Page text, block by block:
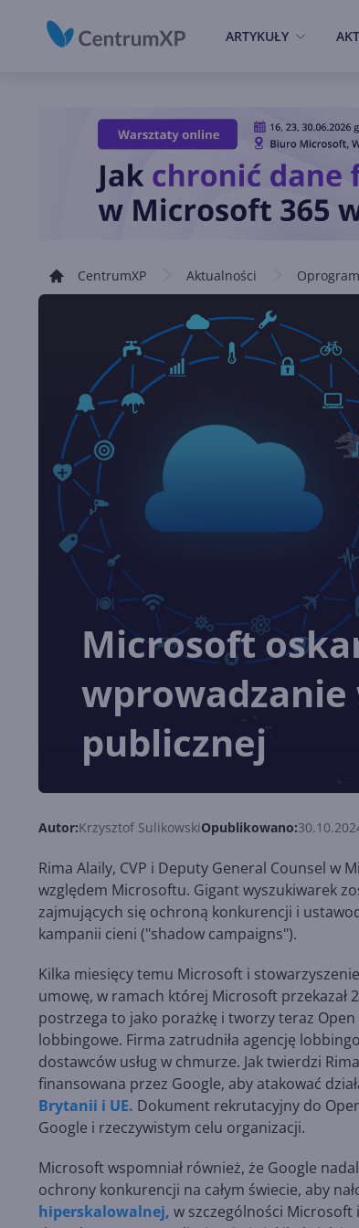
ARTYKUŁY
CentrumXP Aktualności
Microsoft
wprowadzanie
publicznej
Autor:Krzysztof SulikowskiOpublikowano:
Rima Alaily, CVP i Deputy General Counsel w
względem Microsoftu. Gigant wyszukiwarek
zajmujących się ochroną konkurencji i
kampanii cieni ("shadow campaigns").
Kilka miesięcy temu Microsoft i
umowę, w ramach której Microsoft
postrzega to jako porażkę i tworzy teraz
lobbingowe. Firma zatrudniła agencję
dostawców usług w chmurze. Jak twierdzi
finansowana przez Google, aby atakować
Brytanii i UE. Dokument rekrutacyjny do
Google i rzeczywistym celu organizacji.
Microsoft wspomniał również, że Google
ochrony konkurencji na całym świecie, aby
hiperskalowalnej, w szczególności Microsoft